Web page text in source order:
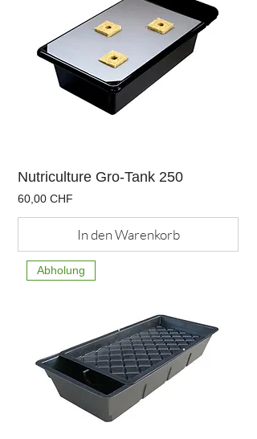
Nutriculture Gro-Tank 250
Preis
60,00 CHF
In den Warenkorb
Abholung